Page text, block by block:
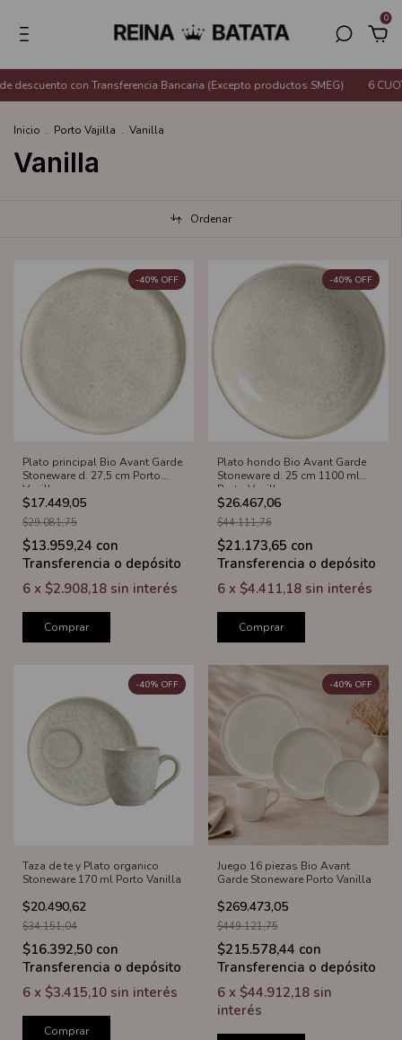
0
con Transferencia Bancaria (Excepto productos SMEG) 6 CUOTAS SIN
Inicio . Porto Vajilla . Vanilla
Vanilla
Ordenar
Plato principal Bio Avant Garde
Stoneware d. 27,5 cm Porto
Vanilla
$17.449,05
-40% OFF
$29.081,75
$13.959,24 con
Transferencia o depósito
6 x $2.908,18 sin interés
Comprar
Plato hondo Bio Avant Garde
Stoneware d. 25 cm 1100 ml
Porto Vanilla
$26.467,06
-40% OFF
$44.111,76
$21.173,65 con
Transferencia o depósito
6 x $4.411,18 sin interés
Comprar
Taza de te y Plato organico
Stoneware 170 ml Porto Vanilla
$20.490,62
-40% OFF
$34.151,04
$16.392,50 con
Transferencia o depósito
6 x $3.415,10 sin interés
Comprar
Juego 16 piezas Bio Avant
Garde Stoneware Porto Vanilla
$269.473,05
-40% OFF
$449.121,75
$215.578,44 con
Transferencia o depósito
6 x $44.912,18 sin
interés